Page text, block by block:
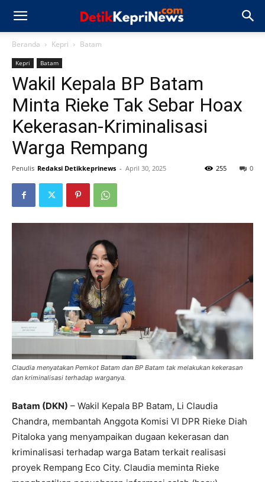
Beranda Kepri Batam
Kepri Batam
Wakil Kepala BP Batam
Minta Rieke Tak Sebar Hoax
Kekerasan-Kriminalisasi
Warga Rempang
Penulis Redaksi Detikkeprinews - April 30, 2025 0
255
Claudia menyatakan Pemkot Batam dan BP Batam tak melakukan kekerasan
dan kriminalisasi terhadap warganya.
Batam (DKN) – Wakil Kepala BP Batam, Li Claudia
Chandra, membantah Anggota Komisi VI DPR Rieke Diah
Pitaloka yang menyampaikan dugaan kekerasan dan
kriminalisasi terhadap warga Batam terkait realisasi
proyek Rempang Eco City. Claudia meminta Rieke